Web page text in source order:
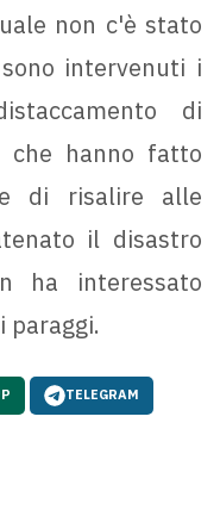
non c'è stato
intervenuti i
di
che hanno fatto
di risalire alle
il disastro
ha interessato
paraggi.
TELEGRAM